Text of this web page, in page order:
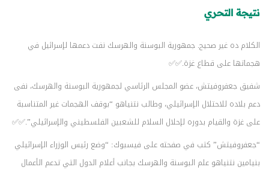
نتيجة التحري
الكلام ده غير صحيح. جمهورية البوسنة والهرسك نفت دعمها لإسرائيل في
هجماتها على قطاع غزة.✅✅
شفيق جعفروفيتش، عضو المجلس الرئاسي لجمهورية البوسنة والهرسك، نفى
دعم بلاده للاحتلال الإسرائيلي، وطالب نتنياهو “بوقف الهجمات غير المتناسبة
على غزة والقيام بدوره لإحلال السلام للشعبين الفلسطيني والإسرائيلي”.✅✅
“جعفروفيتش” كتب في صفحته على فيسبوك: “وضع رئيس الوزراء الإسرائيلي
بنيامين نتنياهو علم البوسنة والهرسك بجانب أعلام الدول التي تدعم الأعمال